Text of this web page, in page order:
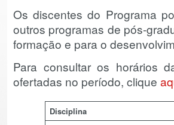
Os discentes do Programa
outros programas de pós-
formação e para o
Para consultar os horários
ofertadas no período, clique
Disciplina